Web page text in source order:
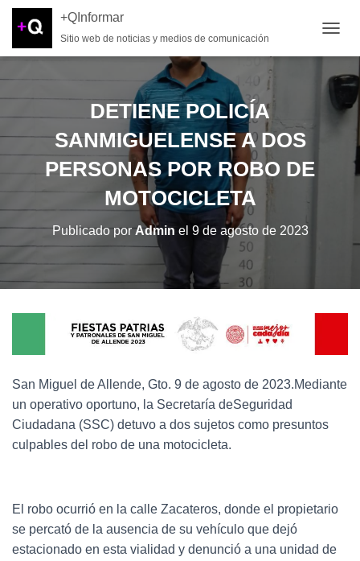
+QInformar
Sitio web de noticias y medios de comunicación
DETIENE POLICÍA
SANMIGUELENSE A DOS
PERSONAS POR ROBO DE
MOTOCICLETA
Publicado porAdmin el 9 de agosto de 2023
San Miguel de Allende, Gto. 9 de agosto de 2023.Mediante
un operativo oportuno, la Secretaría deSeguridad
Ciudadana (SSC) detuvo a dos sujetos como presuntos
culpables del robo de una motocicleta.
El robo ocurrió en la calle Zacateros, donde el propietario
se percató de la ausencia de su vehículo que dejó
estacionado en esta vialidad y denunció a una unidad de